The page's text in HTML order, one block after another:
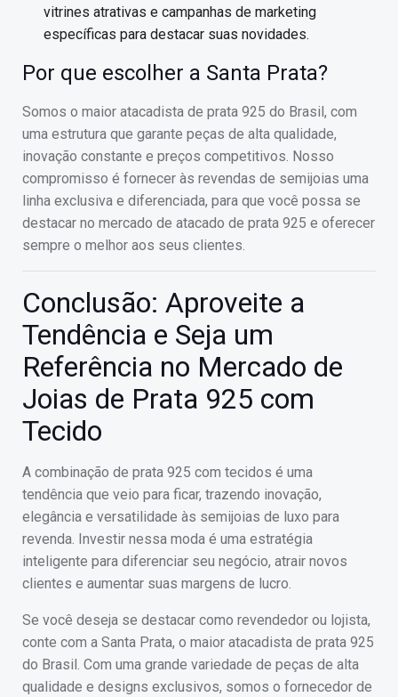
vitrines atrativas e campanhas de marketing
específicas para destacar suas novidades.
Por que escolher a Santa Prata?
Somos o maior atacadista de prata 925 do Brasil, com
uma estrutura que garante peças de alta qualidade,
inovação constante e preços competitivos. Nosso
compromisso é fornecer às revendas de semijoias uma
linha exclusiva e diferenciada, para que você possa se
destacar no mercado de atacado de prata 925 e oferecer
sempre o melhor aos seus clientes.
Conclusão: Aproveite a
Tendência e Seja um
Referência no Mercado de
Joias de Prata 925 com
Tecido
A combinação de prata 925 com tecidos é uma
tendência que veio para ficar, trazendo inovação,
elegância e versatilidade às semijoias de luxo para
revenda. Investir nessa moda é uma estratégia
inteligente para diferenciar seu negócio, atrair novos
clientes e aumentar suas margens de lucro.
Se você deseja se destacar como revendedor ou lojista,
conte com a Santa Prata, o maior atacadista de prata 925
do Brasil. Com uma grande variedade de peças de alta
qualidade e designs exclusivos, somos o fornecedor de